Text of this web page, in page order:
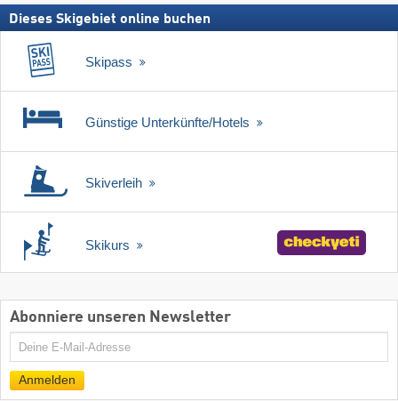
Dieses Skigebiet online buchen
Skipass
Günstige Unterkünfte/Hotels
Skiverleih
Skikurs
Abonniere unseren Newsletter
E-
Mail
Anmelden